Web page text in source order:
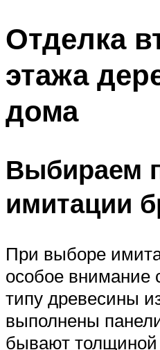
Отделка
этажа
дома
Выбираем
имитации
При выборе
особое внимание
типу древесины
выполнены
бывают